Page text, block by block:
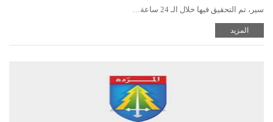
سير، تم التحقيق فيها خلال الـ 24 ساعة…
المزيد